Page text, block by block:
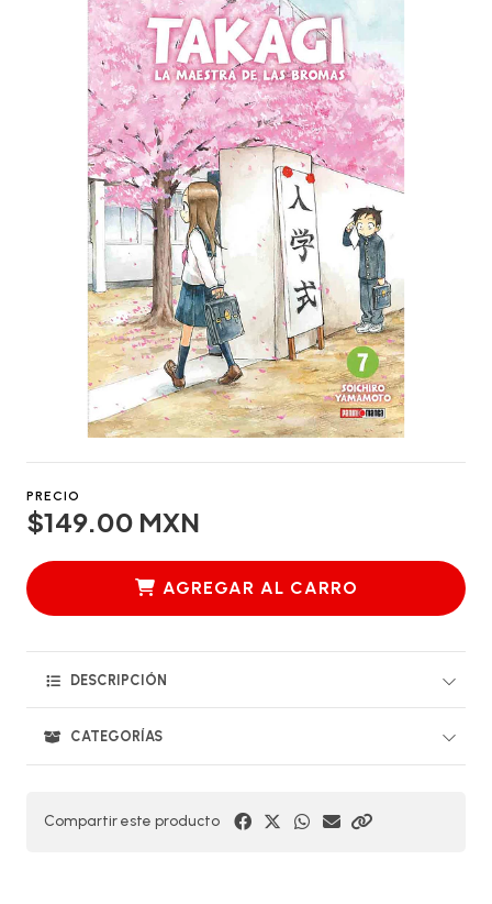
PRECIO
$149.00 MXN
AGREGAR AL CARRO
DESCRIPCIÓN
CATEGORÍAS
Compartir este producto